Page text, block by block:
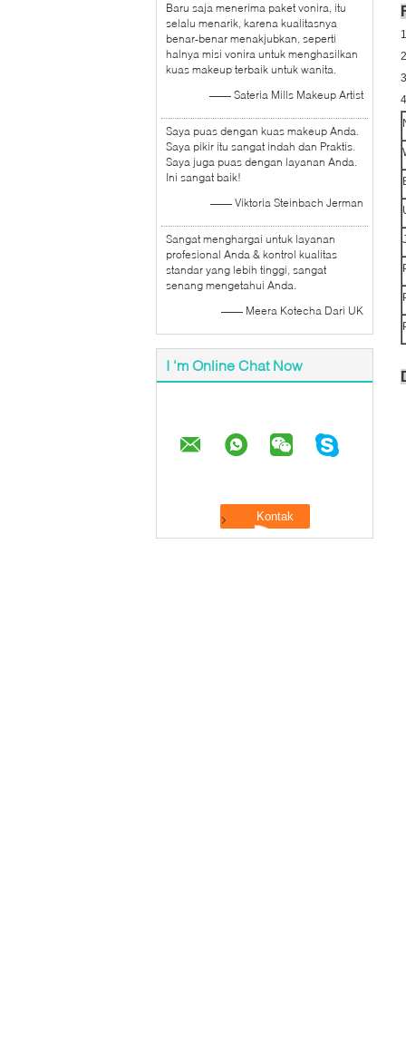
Baru saja menerima paket vonira, itu
selalu menarik, karena kualitasnya
benar-benar menakjubkan, seperti
halnya misi vonira untuk menghasilkan
kuas makeup terbaik untuk wanita.
—— Sateria Mills Makeup Artist
Saya puas dengan kuas makeup Anda.
Saya pikir itu sangat indah dan Praktis.
Saya juga puas dengan layanan Anda.
Ini sangat baik!
—— Viktoria Steinbach Jerman
Sangat menghargai untuk layanan
profesional Anda & kontrol kualitas
standar yang lebih tinggi, sangat
senang mengetahui Anda.
—— Meera Kotecha Dari UK
I 'm Online Chat Now